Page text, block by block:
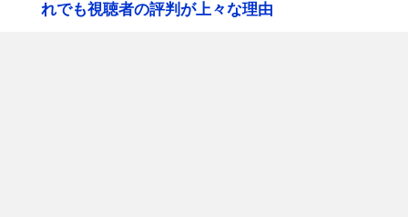
れでも視聴者の評判が上々な理由